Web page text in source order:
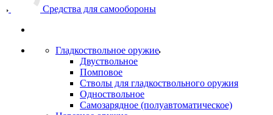
Средства для самообороны
Гладкоствольное оружие
Двуствольное
Помповое
Стволы для гладкоствольного оружия
Одноствольное
Самозарядное (полуавтоматическое)